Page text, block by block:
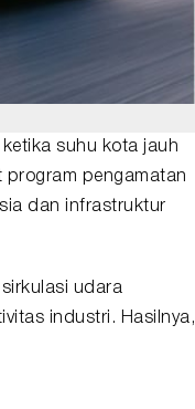
suhu kota jauh
program pengamatan
dan infrastruktur
udara
industri. Hasilnya,